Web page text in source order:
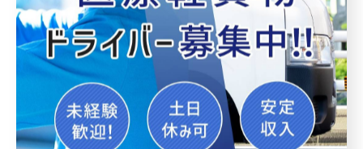
#軽貨物
#東京
#女性ドライバー 検体 軽貨物
#ドライバー募集 東京 横浜市
#急募